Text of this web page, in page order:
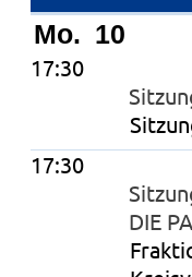
Mo. 10
17:30
17:30
DIE